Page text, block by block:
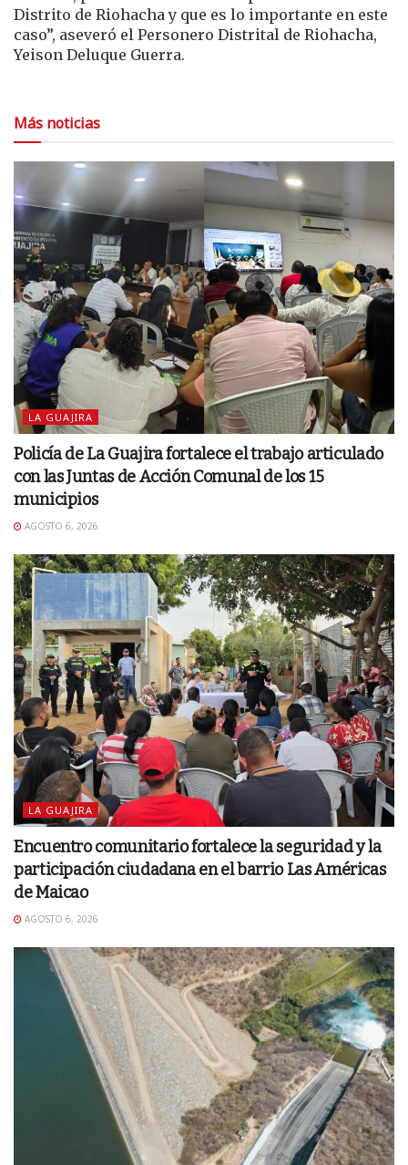
Distrito de Riohacha y que es lo importante en este
caso”, aseveró el Personero Distrital de Riohacha,
Yeison Deluque Guerra.
Más noticias
LA GUAJIRA
Policía de La Guajira fortalece el trabajo articulado
con las Juntas de Acción Comunal de los 15
municipios
AGOSTO 6, 2026
LA GUAJIRA
Encuentro comunitario fortalece la seguridad y la
participación ciudadana en el barrio Las Américas
de Maicao
AGOSTO 6, 2026